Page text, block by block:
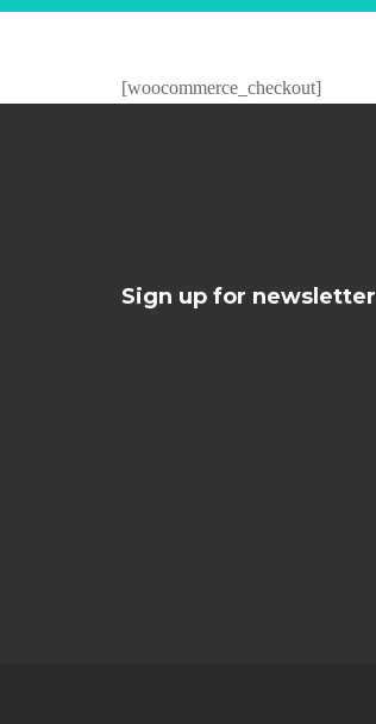
[woocommerce_checkout]
Sign up for newsletter